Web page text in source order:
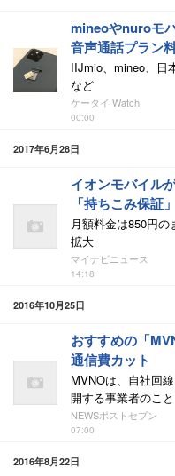
mineoやnuroモ
音声通話プラン
IIJmio、mineo、日
など
ケータイ Watch
00:00
2017年6月28日
イオンモバイル
「持ちこみ保証
月額料金は850円
拡大
マイナビニュース
14:18
2016年10月25日
おすすめの「
通信費カット
MVNOは、自社回
開する事業者のこと
NEWSポストセブン
07:00
2016年8月22日